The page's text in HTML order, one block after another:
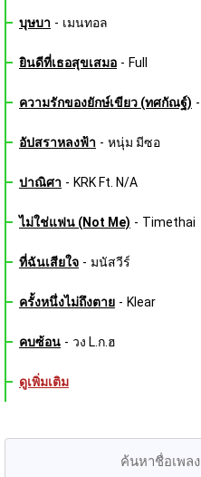
บุษบา - เมนทอล
ยินดีที่เธอสุขเสมอ - Full
ความรักของยักษ์เขียว (ทศกัณฐ์) -
อัปสราหลงฟ้า - หนุ่ม มีซอ
ปาณิศา - KRK Ft. N/A
ไม่ใช่แฟน (Not Me) - Timethai
ที่ฉันเสียใจ - มนัสวีร์
ครั้งหนึ่งไม่ถึงตาย - Klear
คบซ้อน - วง L.ก.ฮ
ดูเพิ่มเติม